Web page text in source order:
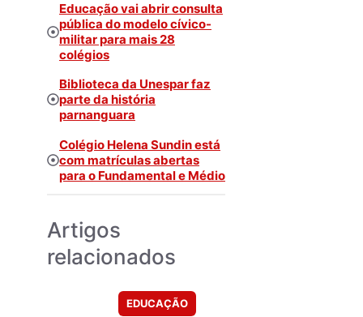
Educação vai abrir consulta
pública do modelo cívico-
militar para mais 28
colégios
Biblioteca da Unespar faz
parte da história
parnanguara
Colégio Helena Sundin está
com matrículas abertas
para o Fundamental e Médio
Artigos
relacionados
EDUCAÇÃO